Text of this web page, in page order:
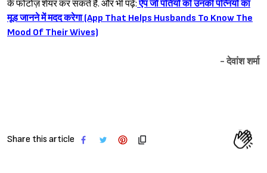
के फोटोज़ शेयर कर सकते हैं. और भी पढ़ें:ऐप जो पतियों को उनकी पत्नियों का
मूड जानने में मदद करेगा (App That Helps Husbands To Know The
Mood Of Their Wives)
- देवांश शर्मा
Share this article